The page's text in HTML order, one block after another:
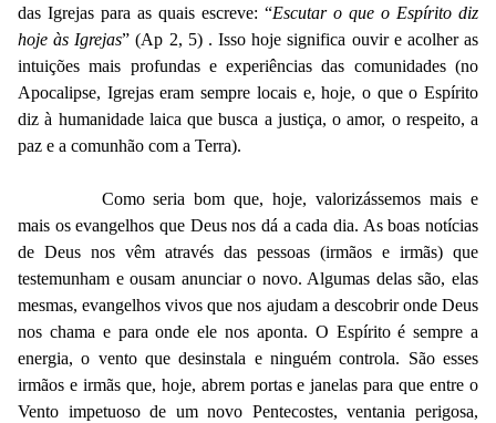
das Igrejas para as quais escreve: “Escutar o que o Espírito diz
hoje às Igrejas” (Ap 2, 5) . Isso hoje significa ouvir e acolher as
intuições mais profundas e experiências das comunidades (no
Apocalipse, Igrejas eram sempre locais e, hoje, o que o Espírito
diz à humanidade laica que busca a justiça, o amor, o respeito, a
paz e a comunhão com a Terra).
Como seria bom que, hoje, valorizássemos mais e
mais os evangelhos que Deus nos dá a cada dia. As boas notícias
de Deus nos vêm através das pessoas (irmãos e irmãs) que
testemunham e ousam anunciar o novo. Algumas delas são, elas
mesmas, evangelhos vivos que nos ajudam a descobrir onde Deus
nos chama e para onde ele nos aponta. O Espírito é sempre a
energia, o vento que desinstala e ninguém controla. São esses
irmãos e irmãs que, hoje, abrem portas e janelas para que entre o
Vento impetuoso de um novo Pentecostes, ventania perigosa,